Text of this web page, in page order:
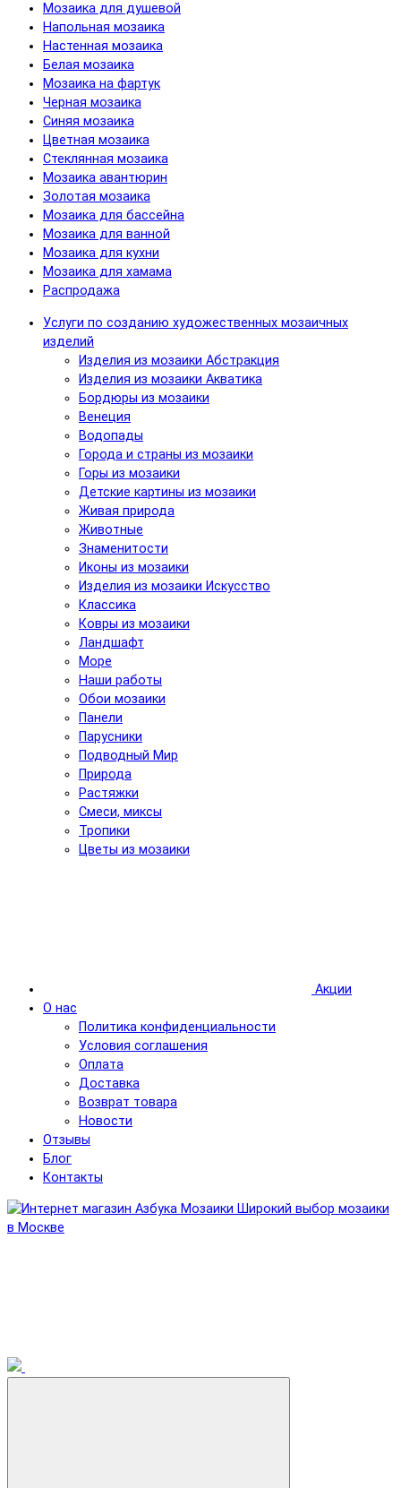
Мозаика для душевой
Напольная мозаика
Настенная мозаика
Белая мозаика
Мозаика на фартук
Черная мозаика
Синяя мозаика
Цветная мозаика
Cтеклянная мозаика
Мозаика авантюрин
Золотая мозаика
Мозаика для бассейна
Мозаика для ванной
Мозаика для кухни
Мозаика для хамама
Распродажа
Услуги по созданию художественных мозаичных
изделий
Изделия из мозаики Абстракция
Изделия из мозаики Акватика
Бордюры из мозаики
Венеция
Водопады
Города и страны из мозаики
Горы из мозаики
Детские картины из мозаики
Живая природа
Животные
Знаменитости
Иконы из мозаики
Изделия из мозаики Искусство
Классика
Ковры из мозаики
Ландшафт
Море
Наши работы
Обои мозаики
Панели
Парусники
Подводный Мир
Природа
Растяжки
Смеси, миксы
Тропики
Цветы из мозаики
Акции
О нас
Политика конфиденциальности
Условия соглашения
Оплата
Доставка
Возврат товара
Новости
Отзывы
Блог
Контакты
Широкий выбор мозаики
в Москве